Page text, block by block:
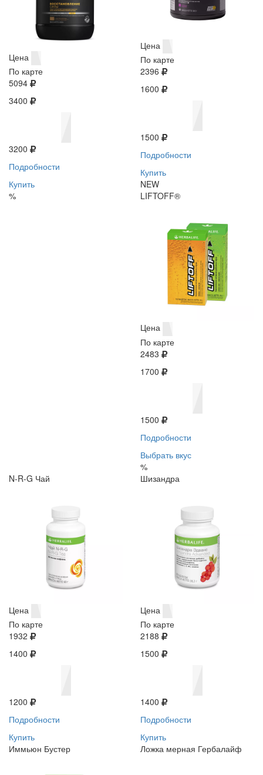
Цена
По карте
5094
3400
3200
Подробности
Купить
%
Цена
По карте
2396
1600
1500
Подробности
Купить
NEW
LIFTOFF®
Цена
По карте
2483
1700
1500
Подробности
Выбрать вкус
%
N-R-G Чай
Цена
По карте
1932
1400
1200
Подробности
Купить
Шизандра
Цена
По карте
2188
1500
1400
Подробности
Купить
Иммьюн Бустер
Ложка мерная Гербалайф